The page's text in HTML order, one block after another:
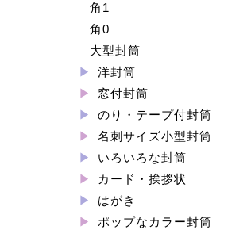
角1
角0
大型封筒
洋封筒
窓付封筒
のり・テープ付封筒
名刺サイズ小型封筒
いろいろな封筒
カード・挨拶状
はがき
ポップなカラー封筒